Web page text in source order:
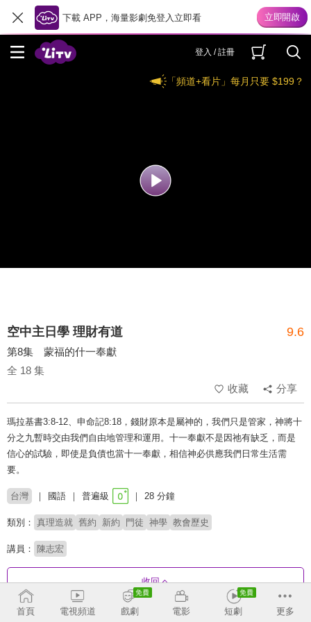
下載 APP，海量影劇免登入立即看
登入 / 註冊
「頻道+看片」每月只要 $199？
空中主日學 理財有道 9.6
第8集 蒙福的什一奉獻
全 18 集
收藏
分享
瑪拉基書3:8-12、申命記8:18，錢財原本是屬神的，我們只是管家，神將十
分之九暫時交由我們自由地管理和運用。十一奉獻不是因祂有缺乏，而是
信心的試驗，即使是負債也當十一奉獻，相信神必供應我們日常生活需
要。
台灣 國語 普遍級 28 分鐘
類別： 真理造就 舊約 新約 門徒 神學 教會歷史
講員： 陳志宏
收回
首頁 電視頻道 戲劇 電影 短劇 更多